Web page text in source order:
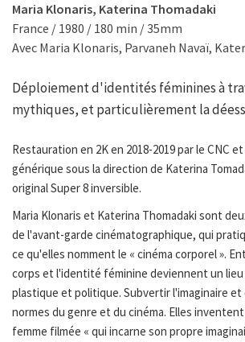
Maria Klonaris, Katerina Thomadaki
France / 1980 / 180 min / 35mm
Avec Maria Klonaris, Parvaneh Navaï,
Déploiement d'identités féminines à
mythiques, et particulièrement la
Restauration en 2K en 2018-2019 par le CNC
générique sous la direction de Katerina
original Super 8 inversible.
Maria Klonaris et Katerina Thomadaki sont
de l'avant-garde cinématographique, qui
ce qu'elles nomment le « cinéma corporel ».
corps et l'identité féminine deviennent un
plastique et politique. Subvertir l'imaginaire et
normes du genre et du cinéma. Elles
femme filmée « qui incarne son propre